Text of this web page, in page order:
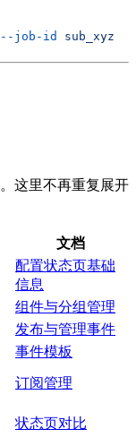
--job-id sub_xyz
这里不再重复展开
文档
配置状态页基础
信息
组件与分组管理
发布与管理事件
事件模板
订阅管理
状态页对比